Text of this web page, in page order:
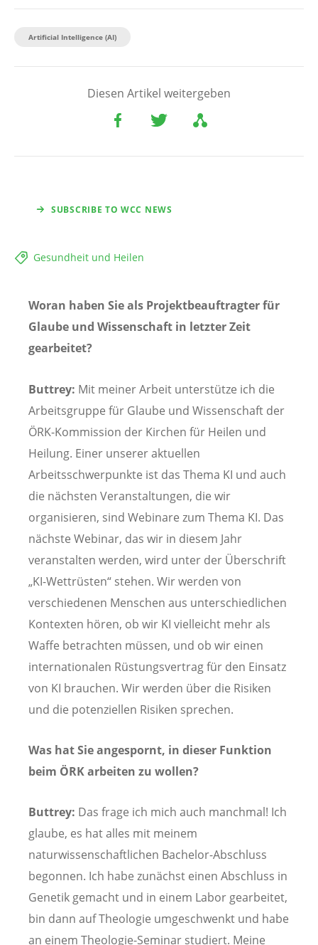
Artificial Intelligence (AI)
Diesen Artikel weitergeben
SUBSCRIBE TO WCC NEWS
Gesundheit und Heilen
Woran haben Sie als Projektbeauftragter für
Glaube und Wissenschaft in letzter Zeit
gearbeitet?
Buttrey: Mit meiner Arbeit unterstütze ich die
Arbeitsgruppe für Glaube und Wissenschaft der
ÖRK-Kommission der Kirchen für Heilen und
Heilung. Einer unserer aktuellen
Arbeitsschwerpunkte ist das Thema KI und auch
die nächsten Veranstaltungen, die wir
organisieren, sind Webinare zum Thema KI. Das
nächste Webinar, das wir in diesem Jahr
veranstalten werden, wird unter der Überschrift
„KI-Wettrüsten“ stehen. Wir werden von
verschiedenen Menschen aus unterschiedlichen
Kontexten hören, ob wir KI vielleicht mehr als
Waffe betrachten müssen, und ob wir einen
internationalen Rüstungsvertrag für den Einsatz
von KI brauchen. Wir werden über die Risiken
und die potenziellen Risiken sprechen.
Was hat Sie angespornt, in dieser Funktion
beim ÖRK arbeiten zu wollen?
Buttrey: Das frage ich mich auch manchmal! Ich
glaube, es hat alles mit meinem
naturwissenschaftlichen Bachelor-Abschluss
begonnen. Ich habe zunächst einen Abschluss in
Genetik gemacht und in einem Labor gearbeitet,
bin dann auf Theologie umgeschwenkt und habe
an einem Theologie-Seminar studiert. Meine